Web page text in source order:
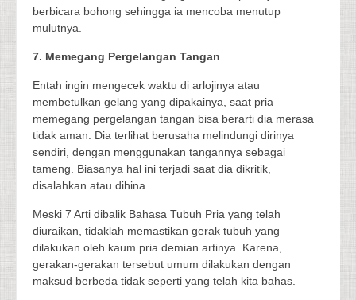
berbicara bohong sehingga ia mencoba menutup
mulutnya.
7. Memegang Pergelangan Tangan
Entah ingin mengecek waktu di arlojinya atau
membetulkan gelang yang dipakainya, saat pria
memegang pergelangan tangan bisa berarti dia merasa
tidak aman. Dia terlihat berusaha melindungi dirinya
sendiri, dengan menggunakan tangannya sebagai
tameng. Biasanya hal ini terjadi saat dia dikritik,
disalahkan atau dihina.
Meski 7 Arti dibalik Bahasa Tubuh Pria yang telah
diuraikan, tidaklah memastikan gerak tubuh yang
dilakukan oleh kaum pria demian artinya. Karena,
gerakan-gerakan tersebut umum dilakukan dengan
maksud berbeda tidak seperti yang telah kita bahas.